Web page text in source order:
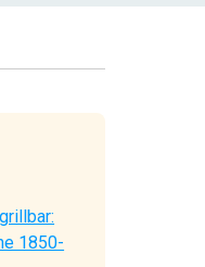
1850-